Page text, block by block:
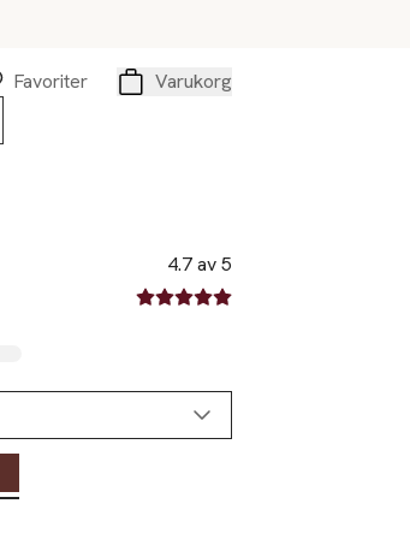
Favoriter
Varukorg
4.7 av 5
4.7 av fem stjärnor